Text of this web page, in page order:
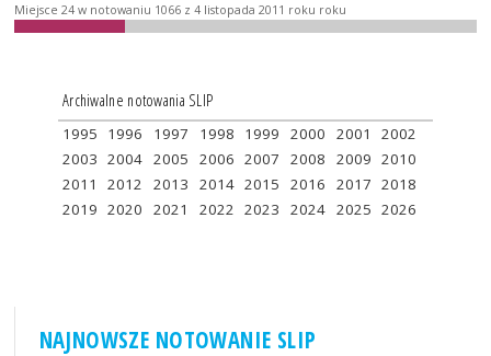
Miejsce 24 w notowaniu 1066 z 4 listopada 2011 roku roku
Archiwalne notowania SLIP
1995 1996 1997 1998 1999 2000 2001
2002
2003 2004 2005 2006 2007 2008 2009 2010
2011
2012 2013 2014 2015 2016 2017 2018
2019 2020 2021 2022 2023 2024 2025 2026
NAJNOWSZE NOTOWANIE SLIP